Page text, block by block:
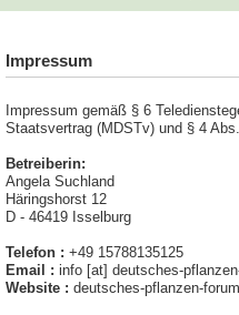
Impressum
Impressum gemäß § 6
Staatsvertrag (MDSTv) und § 4
Betreiberin:
Angela Suchland
Häringshorst 12
D - 46419 Isselburg
Telefon : +49 15788135125
Email : info [at] deutsches-
Website : deutsches-pflanzen-